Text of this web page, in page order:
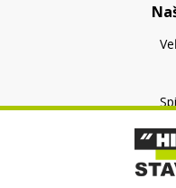
O